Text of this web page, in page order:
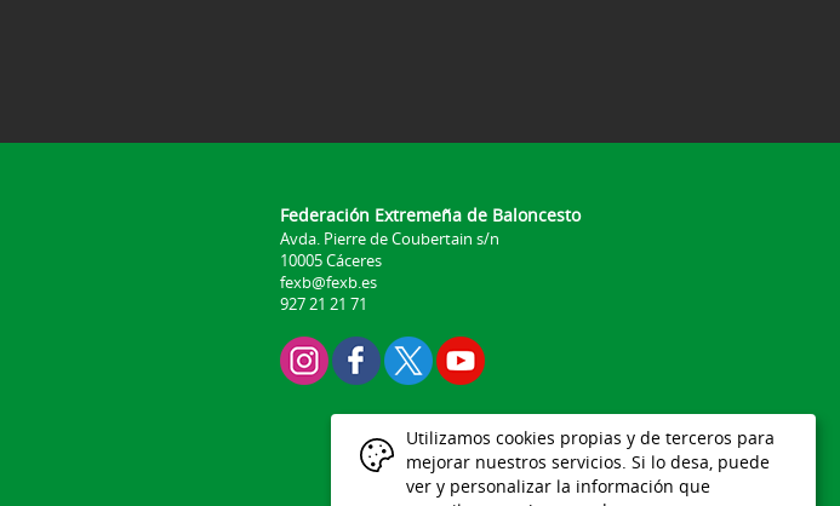
Federación Extremeña de Baloncesto
Avda. Pierre de Coubertain s/n
10005 Cáceres
fexb@fexb.es
927 21 21 71
Utilizamos cookies propias y de terceros para
mejorar nuestros servicios. Si lo desa, puede
ver y personalizar la información que